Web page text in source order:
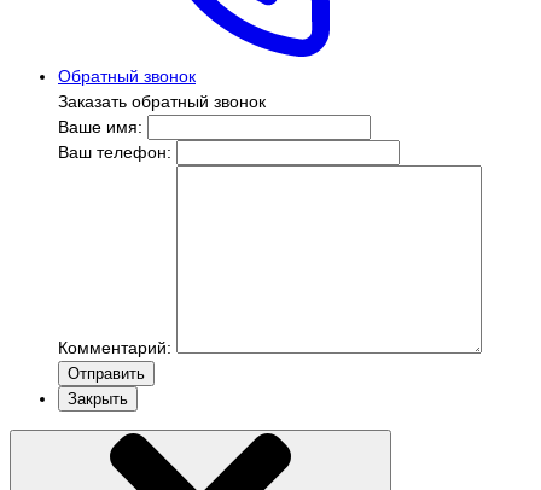
Обратный звонок
Заказать обратный звонок
Ваше имя:
Ваш телефон:
Комментарий:
Отправить
Закрыть